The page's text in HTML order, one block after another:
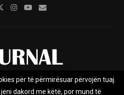
Marketing
për të përmirësuar përvojën tuaj.
dakord me këtë, por mund të